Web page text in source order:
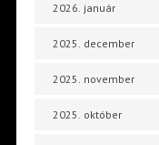
2026. január
2025. december
2025. november
2025. október